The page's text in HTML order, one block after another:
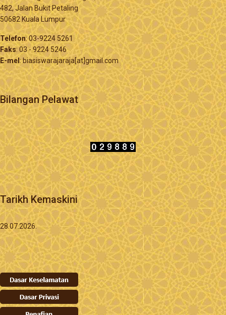
482, Jalan Bukit Petaling
50682 Kuala Lumpur
Telefon: 03-9224 5261
Faks: 03 - 9224 5246
E-mel: biasiswarajaraja[at]gmail.com
Bilangan Pelawat
Tarikh Kemaskini
28.07.2026.